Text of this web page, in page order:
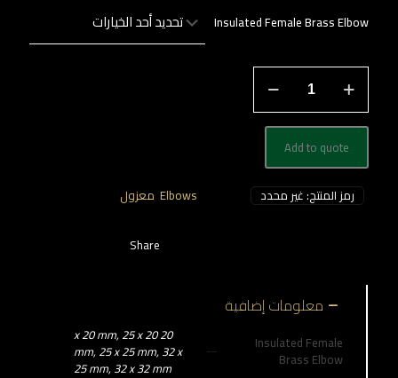
Insulated Female Brass Elbow
كمية
كوع
بسن
داخلى
معزولAdd to quote
رمز المنتج:غير محدد Elbows معزول
Share
معلومات إضافية
Insulated Female
Brass Elbow
20 x 20 mm, 25 x 20
mm, 25 x 25 mm, 32 x
25 mm, 32 x 32 mm